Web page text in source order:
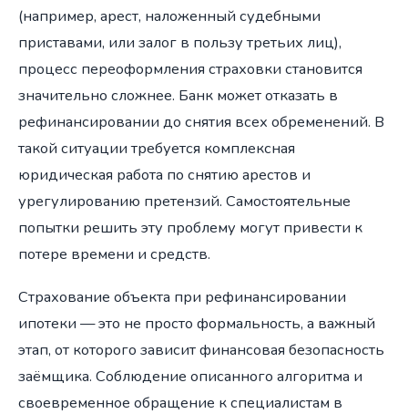
(например, арест, наложенный судебными
приставами, или залог в пользу третьих лиц),
процесс переоформления страховки становится
значительно сложнее. Банк может отказать в
рефинансировании до снятия всех обременений. В
такой ситуации требуется комплексная
юридическая работа по снятию арестов и
урегулированию претензий. Самостоятельные
попытки решить эту проблему могут привести к
потере времени и средств.
Страхование объекта при рефинансировании
ипотеки — это не просто формальность, а важный
этап, от которого зависит финансовая безопасность
заёмщика. Соблюдение описанного алгоритма и
своевременное обращение к специалистам в